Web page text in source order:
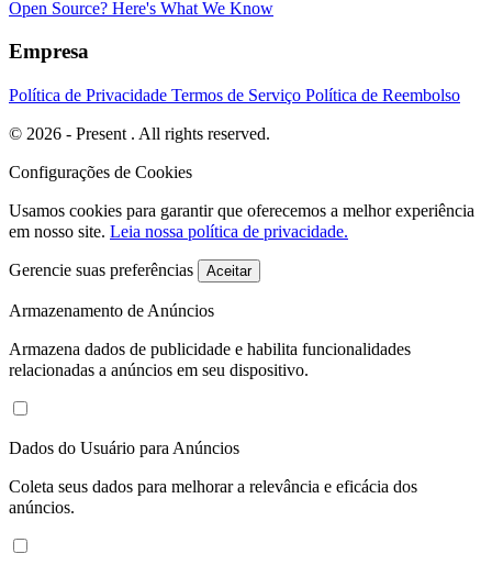
Open Source? Here's What We Know
Empresa
Política de Privacidade Termos de Serviço Política de Reembolso
© 2026 - Present . All rights reserved.
Configurações de Cookies
Usamos cookies para garantir que oferecemos a melhor experiência
em nosso site. Leia nossa política de privacidade.
Gerencie suas preferências Aceitar
Armazenamento de Anúncios
Armazena dados de publicidade e habilita funcionalidades
relacionadas a anúncios em seu dispositivo.
Dados do Usuário para Anúncios
Coleta seus dados para melhorar a relevância e eficácia dos
anúncios.